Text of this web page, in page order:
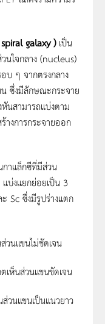
spiral galaxy ) เป็น
ใจกลาง (nucleus)
บ ๆ จากตรงกลาง
น ซึ่งมีลักษณะกระจาย
นสามารถแบ่งตาม
างการกระจายออก
าแล็กซีที่มีส่วน
บ่งแยกย่อยเป็น 3
Sc ซึ่งมีรูปร่างแตก
วนแขนไม่ชัดเจน
เห็นส่วนแขนชัดเจน
ส่วนแขนเป็นแนวยาว